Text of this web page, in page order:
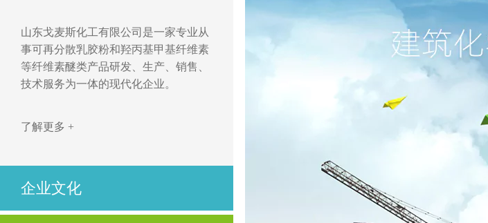
山东戈麦斯化工有限公司是一家专业从
事可再分散乳胶粉和羟丙基甲基纤维素
等纤维素醚类产品研发、生产、销售、
技术服务为一体的现代化企业。
了解更多 +
企业文化